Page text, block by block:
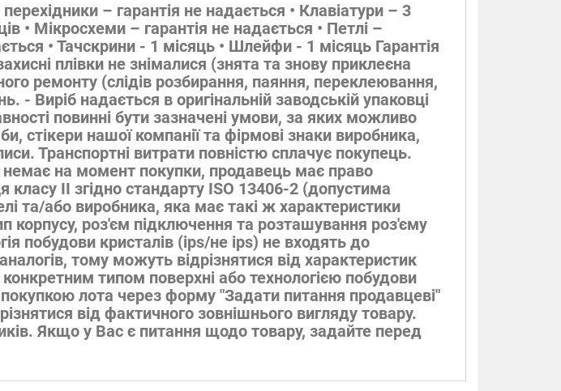
– гарантія не надається • Клавіатури – 3
• Мікросхеми – гарантія не надається • Петлі –
• Тачскрини - 1 місяць • Шлейфи - 1 місяць Гарантія
плівки не знімалися (знята та знову приклеєна
ремонту (слідів розбирання, паяння, переклеювання,
Виріб надається в оригінальній заводській упаковці
повинні бути зазначені умови, за яких можливо
стікери нашої компанії та фірмові знаки виробника,
Транспортні витрати повністю сплачує покупець.
на момент покупки, продавець має право
II згідно стандарту ISO 13406-2 (допустима
та/або виробника, яка має такі ж характеристики
корпусу, роз'єм підключення та розташування роз'єму
побудови кристалів (ips/не ips) не входять до
тому можуть відрізнятися від характеристик
типом поверхні або технологією побудови
лота через форму "Задати питання продавцеві"
від фактичного зовнішнього вигляду товару.
Якщо у Вас є питання щодо товару, задайте перед